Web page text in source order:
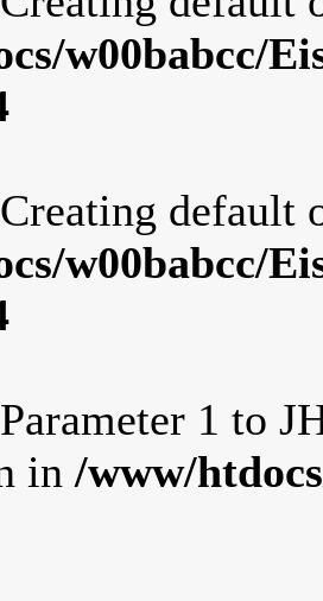
w00babcc/
default
w00babcc/
1 to
in /www/